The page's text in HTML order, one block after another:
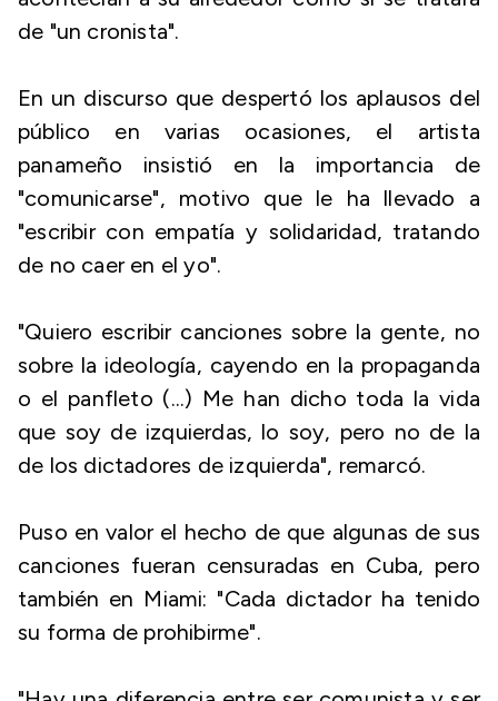
de "un cronista".
En un discurso que despertó los aplausos del
público en varias ocasiones, el artista
panameño insistió en la importancia de
"comunicarse", motivo que le ha llevado a
"escribir con empatía y solidaridad, tratando
de no caer en el yo".
"Quiero escribir canciones sobre la gente, no
sobre la ideología, cayendo en la propaganda
o el panfleto (...) Me han dicho toda la vida
que soy de izquierdas, lo soy, pero no de la
de los dictadores de izquierda", remarcó.
Puso en valor el hecho de que algunas de sus
canciones fueran censuradas en Cuba, pero
también en Miami: "Cada dictador ha tenido
su forma de prohibirme".